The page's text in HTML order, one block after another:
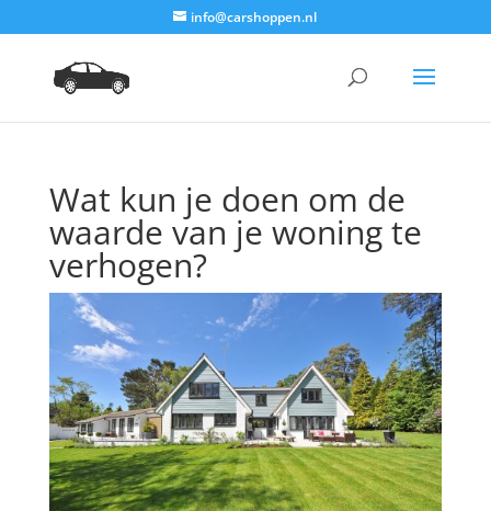
info@carshoppen.nl
Wat kun je doen om de
waarde van je woning te
verhogen?